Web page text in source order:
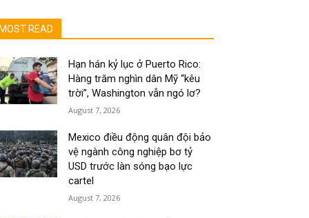
MOST READ
Hạn hán kỷ lục ở Puerto Rico:
Hàng trăm nghìn dân Mỹ “kêu
trời”, Washington vẫn ngó lơ?
August 7, 2026
Mexico điều động quân đội bảo
vệ ngành công nghiệp bơ tỷ
USD trước làn sóng bạo lực
cartel
August 7, 2026